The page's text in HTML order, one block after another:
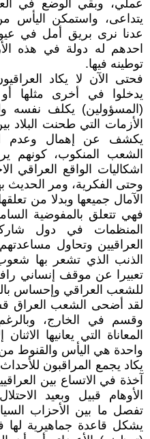
عملي، وبقي الوضع في
يتداعى، واستمكن اليأس
عدنا نرى بريق أمل في
احدهم له دولة في هذه
توطينه فيها.
فحتى الآن لا يكاد
يدخلوا في أخرى مثلها
(المسؤولين) يكلف نفسه
الأزمات التي طحنت البلاد
يكشف عن إهمال وعدم
الشعب المنكوب، كونهم
اشكاليات الواقع العراقي
وحتى الفكرية، ومر الحديث
الآمال جميعها وبدلا من
فهي تتعلق بالمفوضية
المنظمات في دول
العراقيين وتحاول
الذنب الذي تشعر بها
تعبيرا عن موقف إنساني
للشعب العراقي وإحساس
لقد أضحى الشعب العراق
وقسم في الخارج،
المعاناة التي يعانيها
واحدة هي اليأس والقنوط
يكاد يجمع المراقبون
آخذة في الاتساع بين
الأوهام قبيل وبعيد
تفصل ما بين الأحزاب
يشكل قاعدة جماهيرية